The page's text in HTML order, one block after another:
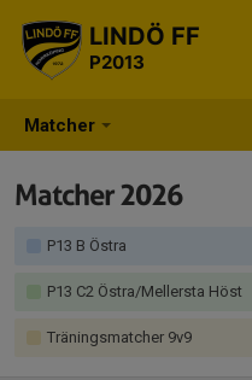
Matcher
LINDÖ FF
P2013
Matcher 2026
P13 B Östra
P13 C2 Östra/Mellersta Höst
Träningsmatcher 9v9